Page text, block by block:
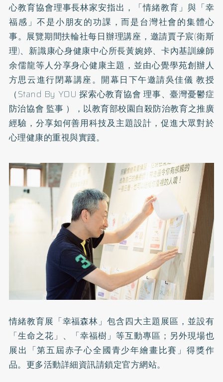
心教育協會理事長林家安指出，「情緒教育」與「幸
福感」不是小朋友的功課，而是台灣社會的集體心
事。展覽期間扶輪社每日辦理講座，邀請賈子宸(衛斯
理)、新識康心身健康中心所長黃婉婷、卡內基訓練師
余儒龍等人分享身心健康主題，並由心覺學苑創辦人
方思云進行閉幕講座。開幕日下午邀請吳佳儀 教授
（Stand By YOU 探索心教育協會 理事、臺灣憂鬱症
防治協會 監事 ），以教育部校園自殺防治教育之推廣
經驗，分享如何善用科技及主題設計，促進大眾對於
心理健康的重視與實踐。
情緒教育展「幸福森林」包含四大主題展區，並設有
「生命之花」、「幸福樹」等互動專區；另外現場也
展出「第五屆赤子心全國青少年繪畫比賽」得獎作
品。更多活動詳細資訊請鎖定官方網站。